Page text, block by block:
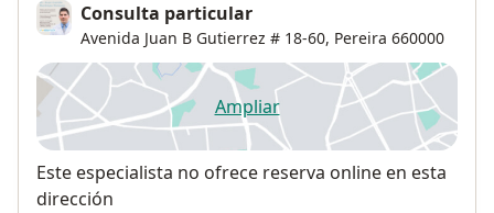
Consulta particular
Avenida Juan B Gutierrez # 18-60, Pereira 660000
Ampliarse abre en una nueva
Disponibilidad
Este especialista no ofrece reserva online en esta
dirección